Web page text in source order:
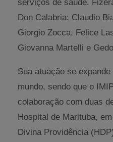
serviços de saúde.
Don Calabria: Claudio
Giorgio Zocca, Felice
Giovanna Martelli e
Sua atuação se
mundo, sendo que o
colaboração com duas
Hospital de Marituba,
Divina Providência